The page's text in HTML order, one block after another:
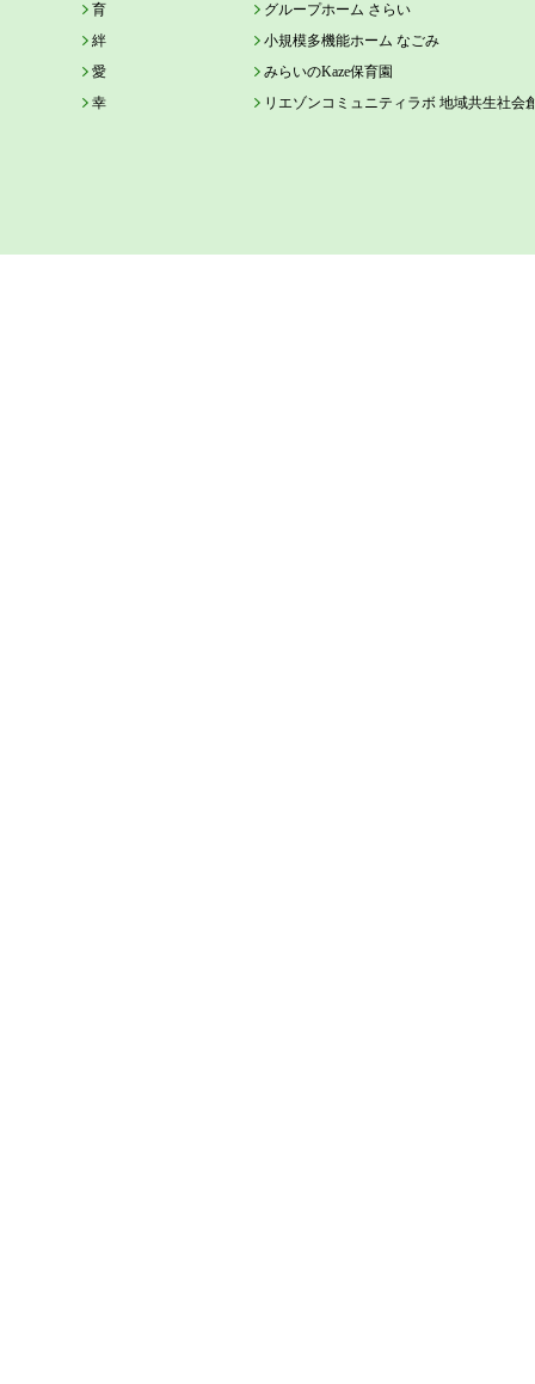
育
絆
愛
幸
グループホーム さらい
小規模多機能ホーム なごみ
みらいのKaze保育園
リエゾンコミュニティラボ 地域共生社会